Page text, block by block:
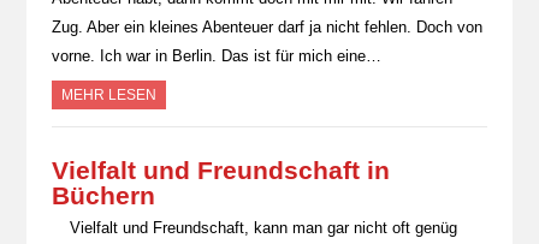
Zug. Aber ein kleines Abenteuer darf ja nicht fehlen. Doch von
vorne. Ich war in Berlin. Das ist für mich eine…
MEHR LESEN
Vielfalt und Freundschaft in
Büchern
Vielfalt und Freundschaft, kann man gar nicht oft genüg